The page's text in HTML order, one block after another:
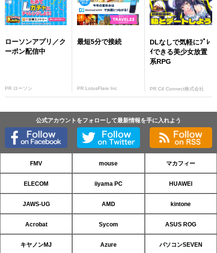
ローソンアプリ／ク
ーポン配信中
PR ローソン
最短5分で接続
PR LotusFlare Inc
DLなしで気軽にﾌﾟﾚ
ｲできる美少女放置
系RPG
PR C4 Connect株式会社
公式アカウントをフォローして最新情報を手に入れよう
FMV mouse マカフィー
ELECOM iiyama PC HUAWEI
JAWS-UG AMD kintone
Acrobat Sycom ASUS ROG
キヤノンMJ Azure パソコンSEVEN